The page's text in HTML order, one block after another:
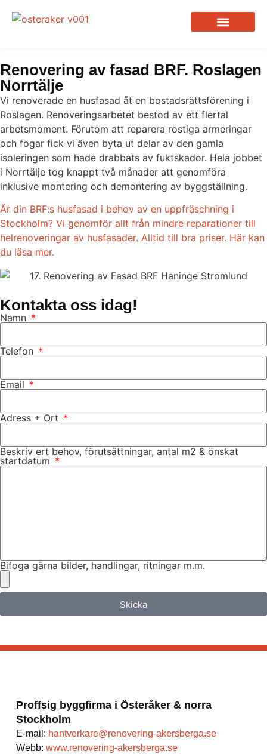
Renovering av fasad BRF. Roslagen
Norrtälje
Vi renoverade en husfasad åt en bostadsrättsförening i
Roslagen. Renoveringsarbetet bestod av ett flertal
arbetsmoment. Förutom att reparera rostiga armeringar
och fogar fick vi även byta ut delar av den gamla
isoleringen som hade drabbats av fuktskador. Hela jobbet
i Norrtälje tog knappt två månader att genomföra
inklusive montering och demontering av byggställning.
Är din BRF:s husfasad i behov av en uppfräschning i
Stockholm? Vi genomför allt från mindre reparationer till
helrenoveringar av husfasader. Alltid till bra priser. Här kan
du läsa mer.
Kontakta oss idag!
Namn
Telefon
Email
Adress + Ort
Beskriv ert behov, förutsättningar, antal m2 & önskat
startdatum
Bifoga gärna bilder, handlingar, ritningar m.m.
Skicka
Proffsig byggfirma i Österåker & norra
Stockholm
E-mail: hantverkare@renovering-akersberga.se
Webb: www.renovering-akersberga.se